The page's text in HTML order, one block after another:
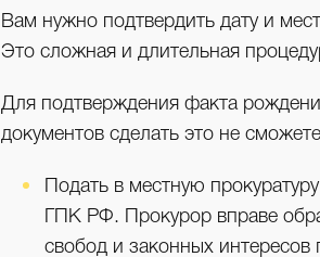
Вам нужно подтвердить дату и
Это сложная и длительная
Для подтверждения факта
документов сделать это не
Подать в местную
ГПК РФ. Прокурор вправе
свобод и законных интересов